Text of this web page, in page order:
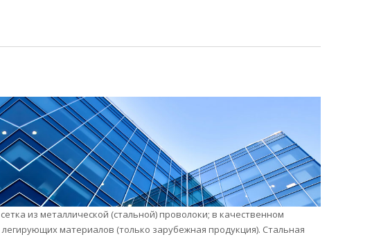
из металлической (стальной) проволоки; в качественном
материалов (только зарубежная продукция). Стальная